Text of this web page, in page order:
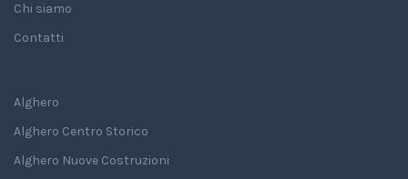
Chi siamo
Contatti
Alghero
Alghero Centro Storico
Alghero Nuove Costruzioni